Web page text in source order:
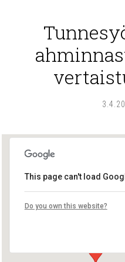
Lounais-Suomen –
Maariankatu 8 D 104 -
This page can't load
Do you own this website?